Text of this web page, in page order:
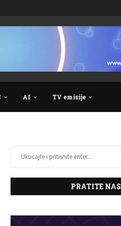
AI TV emisije
PRATITE NAS